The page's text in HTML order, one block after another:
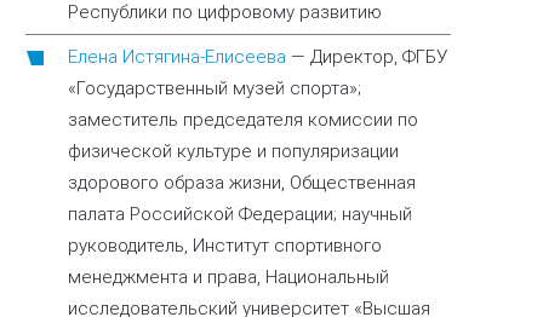
Республики по цифровому развитию
Елена Истягина-Елисеева — Директор, ФГБУ
«Государственный музей спорта»;
заместитель председателя комиссии по
физической культуре и популяризации
здорового образа жизни, Общественная
палата Российской Федерации; научный
руководитель, Институт спортивного
менеджмента и права, Национальный
исследовательский университет «Высшая